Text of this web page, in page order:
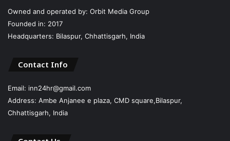
Owned and operated by: Orbit Media Group
Founded in: 2017
Headquarters: Bilaspur, Chhattisgarh, India
Contact Info
Email: inn24hr@gmail.com
Address: Ambe Anjanee e plaza, CMD square,Bilaspur,
Chhattisgarh, India